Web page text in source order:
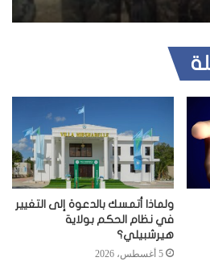
ولماذا أتمسك بالدعوة إلى التغيير
في نظام الحكم بولاية
هيرشبيلي؟
5 أغسطس، 2026